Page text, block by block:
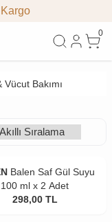
0
Vücut Bakımı
Balen Saf Gül Suyu
100 ml x 2 Adet
298,00 TL